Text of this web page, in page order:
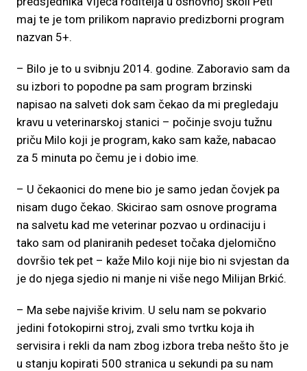
maj te je tom prilikom napravio predizborni program
nazvan 5+.
– Bilo je to u svibnju 2014. godine. Zaboravio sam da
su izbori to popodne pa sam program brzinski
napisao na salveti dok sam čekao da mi pregledaju
kravu u veterinarskoj stanici – počinje svoju tužnu
priču Milo koji je program, kako sam kaže, nabacao
za 5 minuta po čemu je i dobio ime.
– U čekaonici do mene bio je samo jedan čovjek pa
nisam dugo čekao. Skicirao sam osnove programa
na salvetu kad me veterinar pozvao u ordinaciju i
tako sam od planiranih pedeset točaka djelomično
dovršio tek pet – kaže Milo koji nije bio ni svjestan da
je do njega sjedio ni manje ni više nego Milijan Brkić.
– Ma sebe najviše krivim. U selu nam se pokvario
jedini fotokopirni stroj, zvali smo tvrtku koja ih
servisira i rekli da nam zbog izbora treba nešto što je
u stanju kopirati 500 stranica u sekundi pa su nam